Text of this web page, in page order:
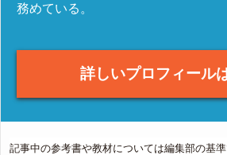
務めている。
詳しいプロフィール
記事中の参考書や教材については編集部の基